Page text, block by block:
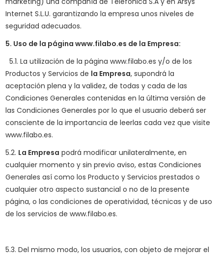
Internet S.L.U. garantizando la empresa unos niveles de
seguridad adecuados.
5. Uso de la página www.filabo.es de la Empresa:
5.1. La utilización de la página www.filabo.es y/o de los
Productos y Servicios de la Empresa, supondrá la
aceptación plena y la validez, de todas y cada de las
Condiciones Generales contenidas en la última versión de
las Condiciones Generales por lo que el usuario deberá ser
consciente de la importancia de leerlas cada vez que visite
www.filabo.es.
5.2. La Empresa podrá modificar unilateralmente, en
cualquier momento y sin previo aviso, estas Condiciones
Generales así como los Producto y Servicios prestados o
cualquier otro aspecto sustancial o no de la presente
página, o las condiciones de operatividad, técnicas y de uso
de los servicios de www.filabo.es.
5.3. Del mismo modo, los usuarios, con objeto de mejorar el